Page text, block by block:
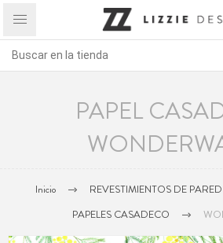
PAPEL
Inicio REVESTIMIENTOS DE PARED
PAPELES CASADECO